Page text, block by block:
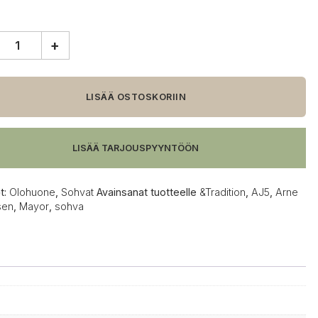
+
LISÄÄ OSTOSKORIIN
LISÄÄ TARJOUSPYYNTÖÖN
Olohuone Sohvat Avainsanat tuotteelle &Tradition AJ5 Arne
Mayor, sohva